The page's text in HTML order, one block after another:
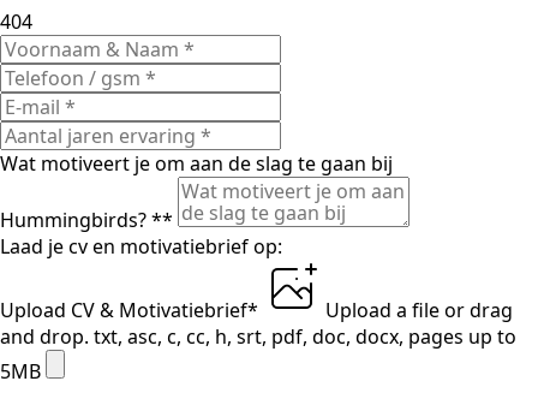
404
Wat motiveert je om aan de slag te gaan bij
Hummingbirds? **
Laad je cv en motivatiebrief op:
Upload CV & Motivatiebrief* Upload a fileor drag
and drop. txt, asc, c, cc, h, srt, pdf, doc, docx, pages up to
5MB